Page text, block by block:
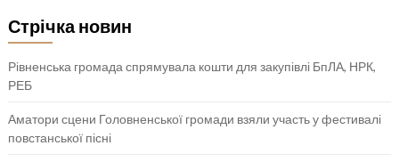
Стрічка новин
Рівненська громада спрямувала кошти для закупівлі БпЛА, НРК,
РЕБ
Аматори сцени Головненської громади взяли участь у фестивалі
повстанської пісні